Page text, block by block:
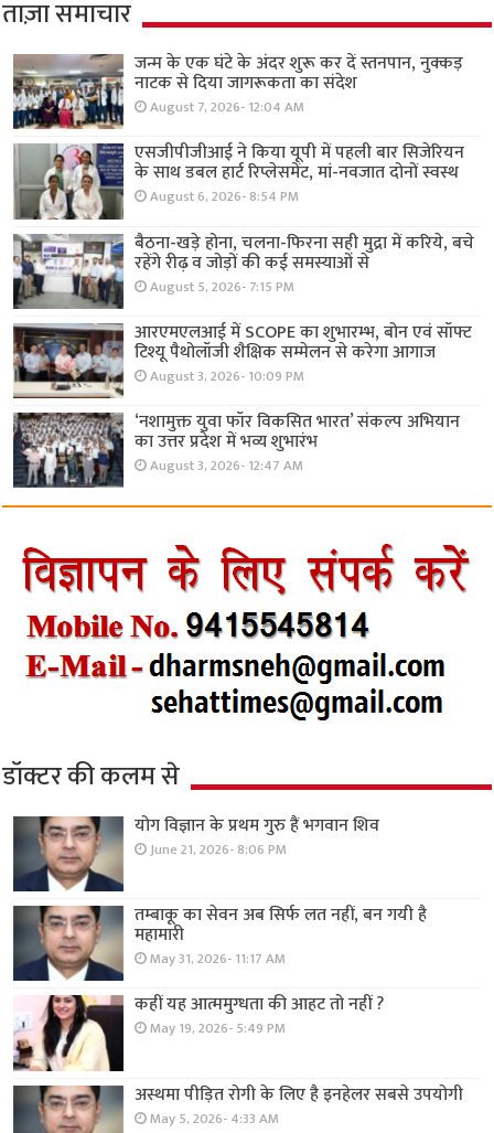
ताज़ा समाचार
जन्म के एक घंटे के अंदर शुरू कर दें स्तनपान, नुक्कड़
नाटक से दिया जागरूकता का संदेश
August 7, 2026- 12:04 AM
एसजीपीजीआई ने किया यूपी में पहली बार सिजेरियन
के साथ डबल हार्ट रिप्लेसमेंट, मां-नवजात दोनों स्वस्थ
August 6, 2026- 8:54 PM
बैठना-खड़े होना, चलना-फिरना सही मुद्रा में करिये, बचे
रहेंगे रीढ़ व जोड़ों की कई समस्याओं से
August 5, 2026- 7:15 PM
आरएमएलआई में SCOPE का शुभारम्भ, बोन एवं सॉफ्ट
टिश्यू पैथोलॉजी शैक्षिक सम्मेलन से करेगा आगाज
August 3, 2026- 10:09 PM
‘नशामुक्त युवा फॉर विकसित भारत’ संकल्प अभियान
का उत्तर प्रदेश में भव्य शुभारंभ
August 3, 2026- 12:47 AM
डॉक्टर की कलम से
योग विज्ञान के प्रथम गुरु हैं भगवान शिव
June 21, 2026- 8:06 PM
तम्बाकू का सेवन अब सिर्फ लत नहीं, बन गयी है
महामारी
May 31, 2026- 11:17 AM
कहीं यह आत्ममुग्धता की आहट तो नहीं ?
May 19, 2026- 5:49 PM
अस्थमा पीड़ित रोगी के लिए है इनहेलर सबसे उपयोगी
May 5, 2026- 4:33 AM